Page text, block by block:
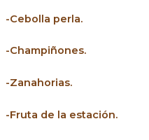
-Cebolla perla.
-Champiñones.
-Zanahorias.
-Fruta de la estación.